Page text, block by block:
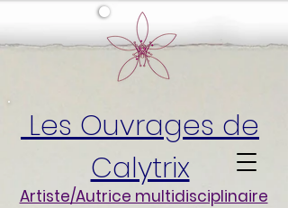
Les Ouvrages de
Calytrix
Artiste/Autrice multidisciplinaire